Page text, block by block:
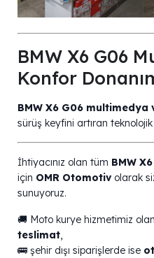
BMW X6 G06 Multimedya ve
Konfor
BMW X6 G06
sürüş keyfini artıran teknolojik
İhtiyacınız olan tüm
için OMR Otomotivolarak
sunuyoruz.
🚚 Moto kurye hizmetimiz
teslimat,
🚌 şehir dışı siparişlerde ise